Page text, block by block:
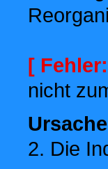
[ Fehler:
nicht
2. Die